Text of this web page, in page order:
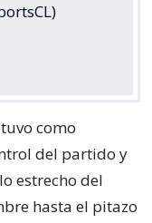
como
del partido y
estrecho del
hasta el pitazo